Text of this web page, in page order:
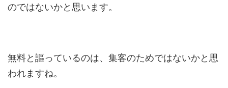
のではないかと思います。
無料と謳っているのは、集客のためではないかと思
われますね。